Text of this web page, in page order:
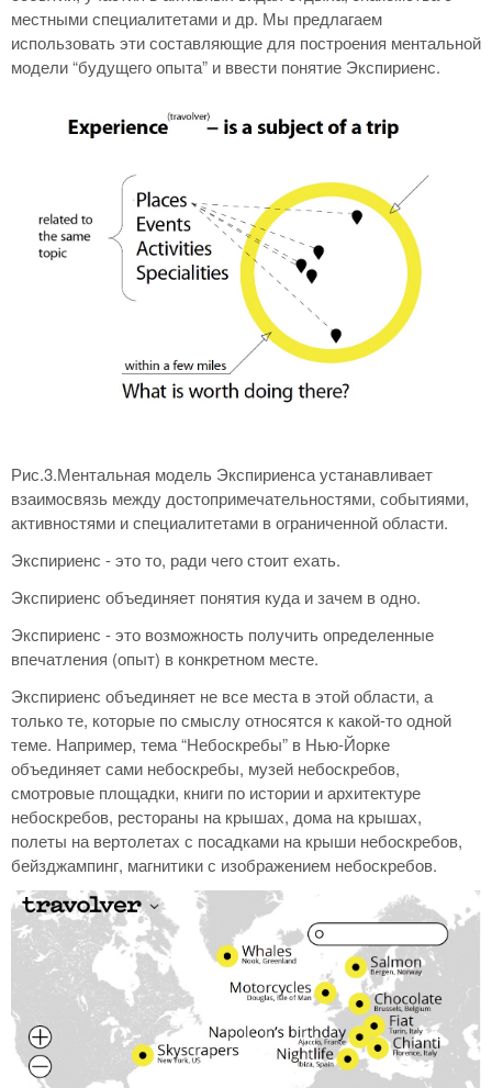
местными специалитетами и др. Мы предлагаем
использовать эти составляющие для построения ментальной
модели “будущего опыта” и ввести понятие Экспириенс.
Рис.3.Ментальная модель Экспириенса устанавливает
взаимосвязь между достопримечательностями, событиями,
активностями и специалитетами в ограниченной области.
Экспириенс - это то, ради чего стоит ехать.
Экспириенс объединяет понятия куда и зачем в одно.
Экспириенс - это возможность получить определенные
впечатления (опыт) в конкретном месте.
Экспириенс объединяет не все места в этой области, а
только те, которые по смыслу относятся к какой-то одной
теме. Например, тема “Небоскребы” в Нью-Йорке
объединяет сами небоскребы, музей небоскребов,
смотровые площадки, книги по истории и архитектуре
небоскребов, рестораны на крышах, дома на крышах,
полеты на вертолетах с посадками на крыши небоскребов,
бейзджампинг, магнитики с изображением небоскребов.